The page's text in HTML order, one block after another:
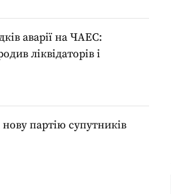
аварії на ЧАЕС:
ліквідаторів і
нову партію супутників